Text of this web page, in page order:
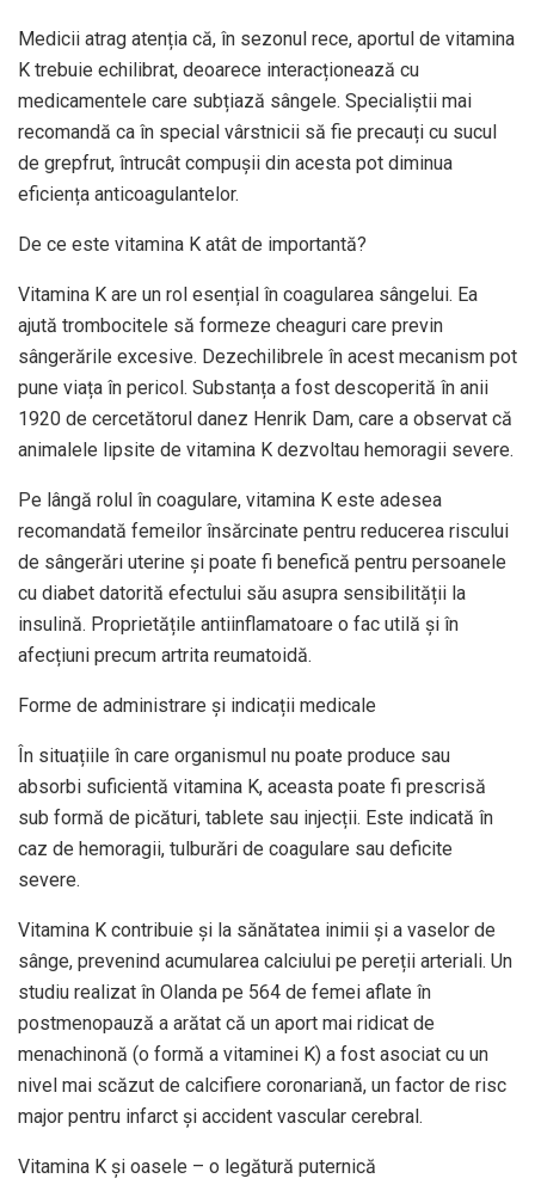
Medicii atrag atenția că, în sezonul rece, aportul de vitamina
K trebuie echilibrat, deoarece interacționează cu
medicamentele care subțiază sângele. Specialiștii mai
recomandă ca în special vârstnicii să fie precauți cu sucul
de grepfrut, întrucât compușii din acesta pot diminua
eficiența anticoagulantelor.
De ce este vitamina K atât de importantă?
Vitamina K are un rol esențial în coagularea sângelui. Ea
ajută trombocitele să formeze cheaguri care previn
sângerările excesive. Dezechilibrele în acest mecanism pot
pune viața în pericol. Substanța a fost descoperită în anii
1920 de cercetătorul danez Henrik Dam, care a observat că
animalele lipsite de vitamina K dezvoltau hemoragii severe.
Pe lângă rolul în coagulare, vitamina K este adesea
recomandată femeilor însărcinate pentru reducerea riscului
de sângerări uterine și poate fi benefică pentru persoanele
cu diabet datorită efectului său asupra sensibilității la
insulină. Proprietățile antiinflamatoare o fac utilă și în
afecțiuni precum artrita reumatoidă.
Forme de administrare și indicații medicale
În situațiile în care organismul nu poate produce sau
absorbi suficientă vitamina K, aceasta poate fi prescrisă
sub formă de picături, tablete sau injecții. Este indicată în
caz de hemoragii, tulburări de coagulare sau deficite
severe.
Vitamina K contribuie și la sănătatea inimii și a vaselor de
sânge, prevenind acumularea calciului pe pereții arteriali. Un
studiu realizat în Olanda pe 564 de femei aflate în
postmenopauză a arătat că un aport mai ridicat de
menachinonă (o formă a vitaminei K) a fost asociat cu un
nivel mai scăzut de calcifiere coronariană, un factor de risc
major pentru infarct și accident vascular cerebral.
Vitamina K și oasele – o legătură puternică